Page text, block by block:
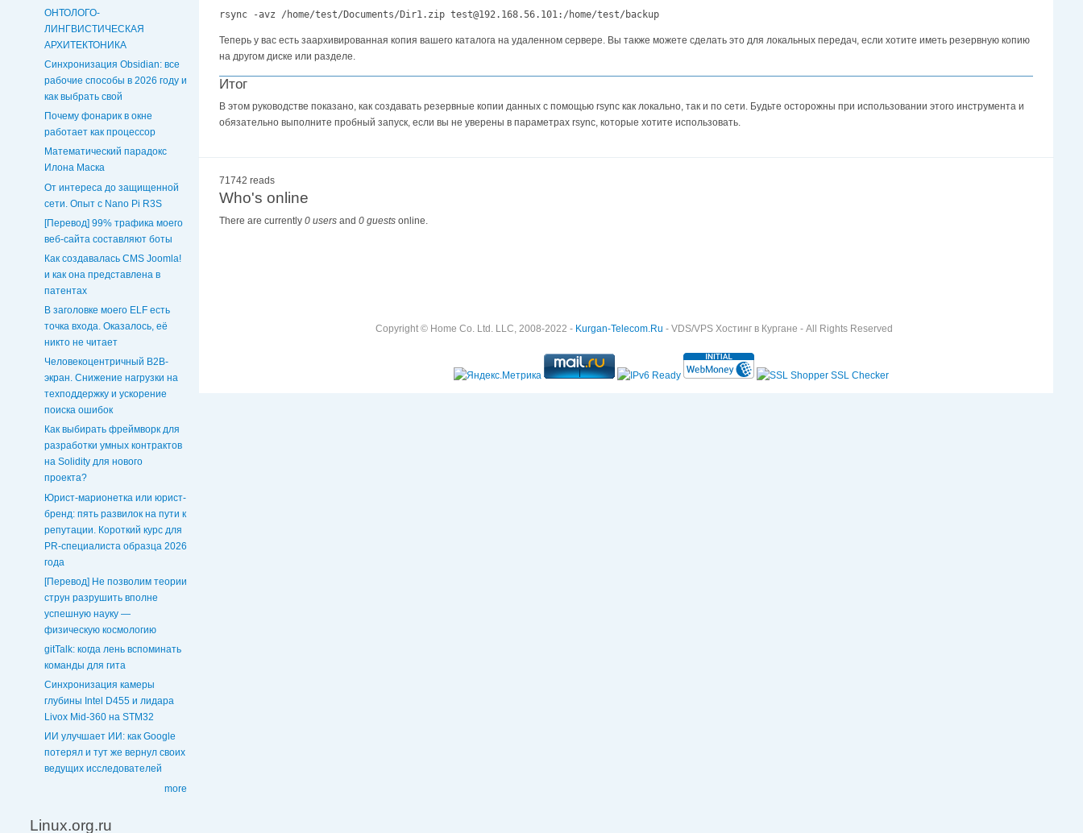
ОНТОЛОГО-
ЛИНГВИСТИЧЕСКАЯ
АРХИТЕКТОНИКА
Синхронизация Obsidian: все
рабочие способы в 2026 году и
как выбрать свой
Почему фонарик в окне
работает как процессор
Математический парадокс
Илона Маска
От интереса до защищенной
сети. Опыт с Nano Pi R3S
[Перевод] 99% трафика моего
веб‑сайта составляют боты
Как создавалась CMS Joomla!
и как она представлена в
патентах
В заголовке моего ELF есть
точка входа. Оказалось, её
никто не читает
Человекоцентричный B2B-
экран. Снижение нагрузки на
техподдержку и ускорение
поиска ошибок
Как выбирать фреймворк для
разработки умных контрактов
на Solidity для нового
проекта?
Юрист-марионетка или юрист-
бренд: пять развилок на пути к
репутации. Короткий курс для
PR-специалиста образца 2026
года
[Перевод] Не позволим теории
струн разрушить вполне
успешную науку —
физическую космологию
gitTalk: когда лень вспоминать
команды для гита
Синхронизация камеры
глубины Intel D455 и лидара
Livox Mid-360 на STM32
ИИ улучшает ИИ: как Google
потерял и тут же вернул своих
ведущих исследователей
more
Linux.org.ru
rsync -avz /home/test/Documents/Dir1.zip test@192.168.56.101:/home/test/backup
Теперь у вас есть заархивированная копия вашего каталога на удаленном сервере. Вы также можете сделать это для локальных передач, если хотите иметь резервную копию
на другом диске или разделе.
Итог
В этом руководстве показано, как создавать резервные копии данных с помощью rsync как локально, так и по сети. Будьте осторожны при использовании этого инструмента и
обязательно выполните пробный запуск, если вы не уверены в параметрах rsync, которые хотите использовать.
71742 reads
Who's online
There are currently 0 users and 0 guests online.
Copyright © Home Co. Ltd. LLC, 2008-2022 - Kurgan-Telecom.Ru - VDS/VPS Хостинг в Кургане - All Rights Reserved